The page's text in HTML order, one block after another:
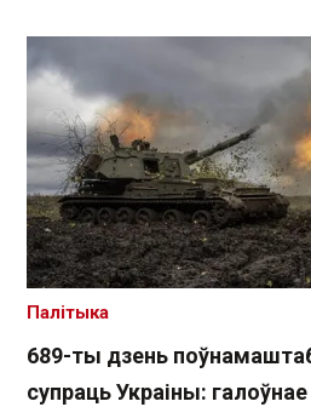
689-ты дзень
супраць Украіны: галоўнае
Палітыка